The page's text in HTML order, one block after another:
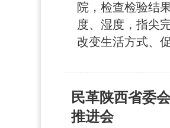
院，检查检验结
度、湿度，指尖
改变生活方式、
民革陕西省委
推进会